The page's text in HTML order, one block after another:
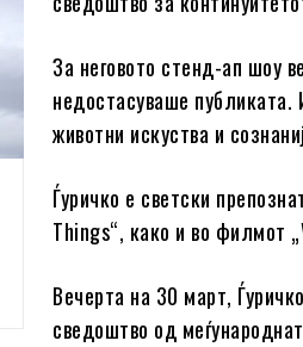
За неговото стенд-ап шоу
недостасуваше публиката.
животни искуства и
Ѓуричко e светски
Things“, како и во филмот
Вечерта на 30 март,
сведоштво од